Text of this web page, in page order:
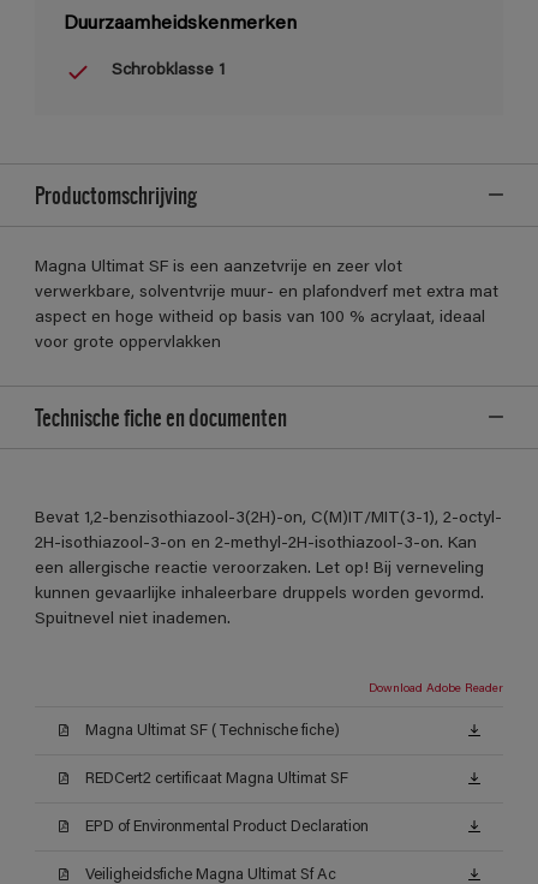
Duurzaamheidskenmerken
Schrobklasse 1
Productomschrijving
Magna Ultimat SF is een aanzetvrije en zeer vlot
verwerkbare, solventvrije muur- en plafondverf met extra mat
aspect en hoge witheid op basis van 100 % acrylaat, ideaal
voor grote oppervlakken
Technische fiche en documenten
Bevat 1,2-benzisothiazool-3(2H)-on, C(M)IT/MIT(3-1), 2-octyl-
2H-isothiazool-3-on en 2-methyl-2H-isothiazool-3-on. Kan
een allergische reactie veroorzaken. Let op! Bij verneveling
kunnen gevaarlijke inhaleerbare druppels worden gevormd.
Spuitnevel niet inademen.
Download Adobe Reader
Magna Ultimat SF (Technische fiche)
REDCert2 certificaat Magna Ultimat SF
EPD of Environmental Product Declaration
Veiligheidsfiche Magna Ultimat Sf Ac